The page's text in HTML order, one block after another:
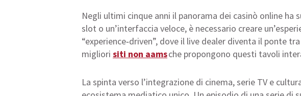
Negli ultimi cinque anni il panorama dei casinò online
slot o un’interfaccia veloce, è necessario creare
“experience‑driven”, dove il live dealer diventa il ponte
migliori siti non aamsche propongono questi tavoli
La spinta verso l’integrazione di cinema, serie TV e